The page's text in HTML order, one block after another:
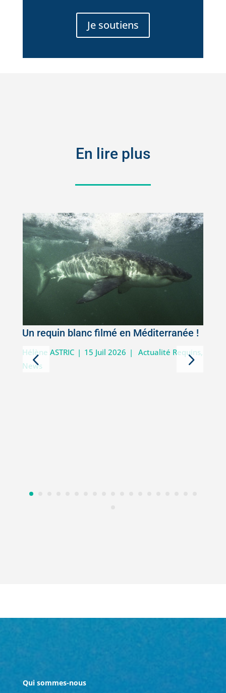
Je soutiens
En lire plus
Un requin blanc filmé en Méditerranée !
Hélène ASTRIC | 15 Juil 2026 | Actualité Requins,
News
Qui sommes-nous